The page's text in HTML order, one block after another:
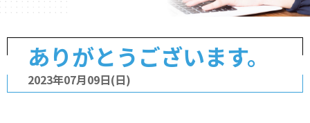
ありがとうございます。
2023年07月09日(日)